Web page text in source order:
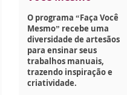
O programa “Faça Você
Mesmo” recebe uma
diversidade de artesãos
para ensinar seus
trabalhos manuais,
trazendo inspiração e
criatividade.